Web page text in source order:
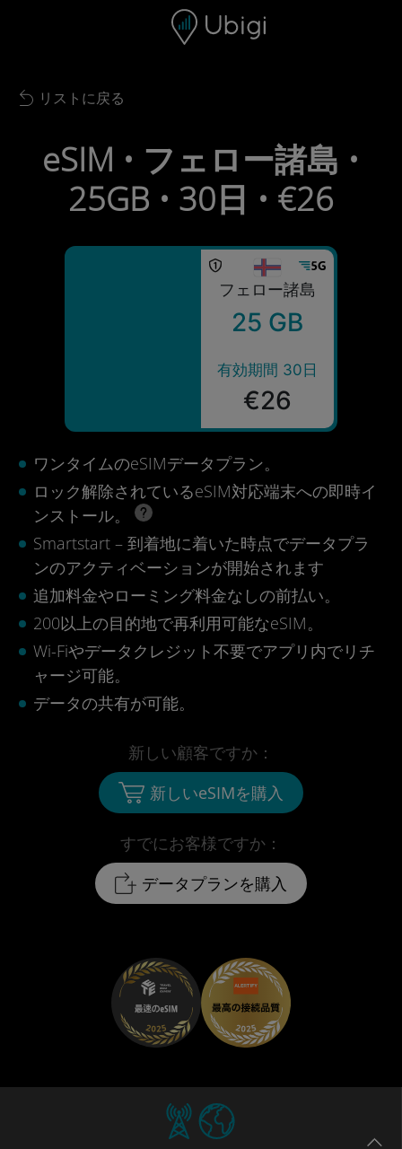
ナビゲーションバー フッター
Back to list
リストに戻る
eSIM • フェロー諸島 •
25GB • 30日 • €26
フェロー諸島
25 GB
有効期間 30日
€26
ワンタイムのeSIMデータプラン。
ロック解除されているeSIM対応端末への即時イ
ンストール。
Smartstart – 到着地に着いた時点でデータプラ
ンのアクティベーションが開始されます
追加料金やローミング料金なしの前払い。
200以上の目的地で再利用可能なeSIM。
Wi-Fiやデータクレジット不要でアプリ内でリチ
ャージ可能。
データの共有が可能。
すでにお客様ですか：
データプランを購入
新しい顧客ですか：
新しいeSIMを購入